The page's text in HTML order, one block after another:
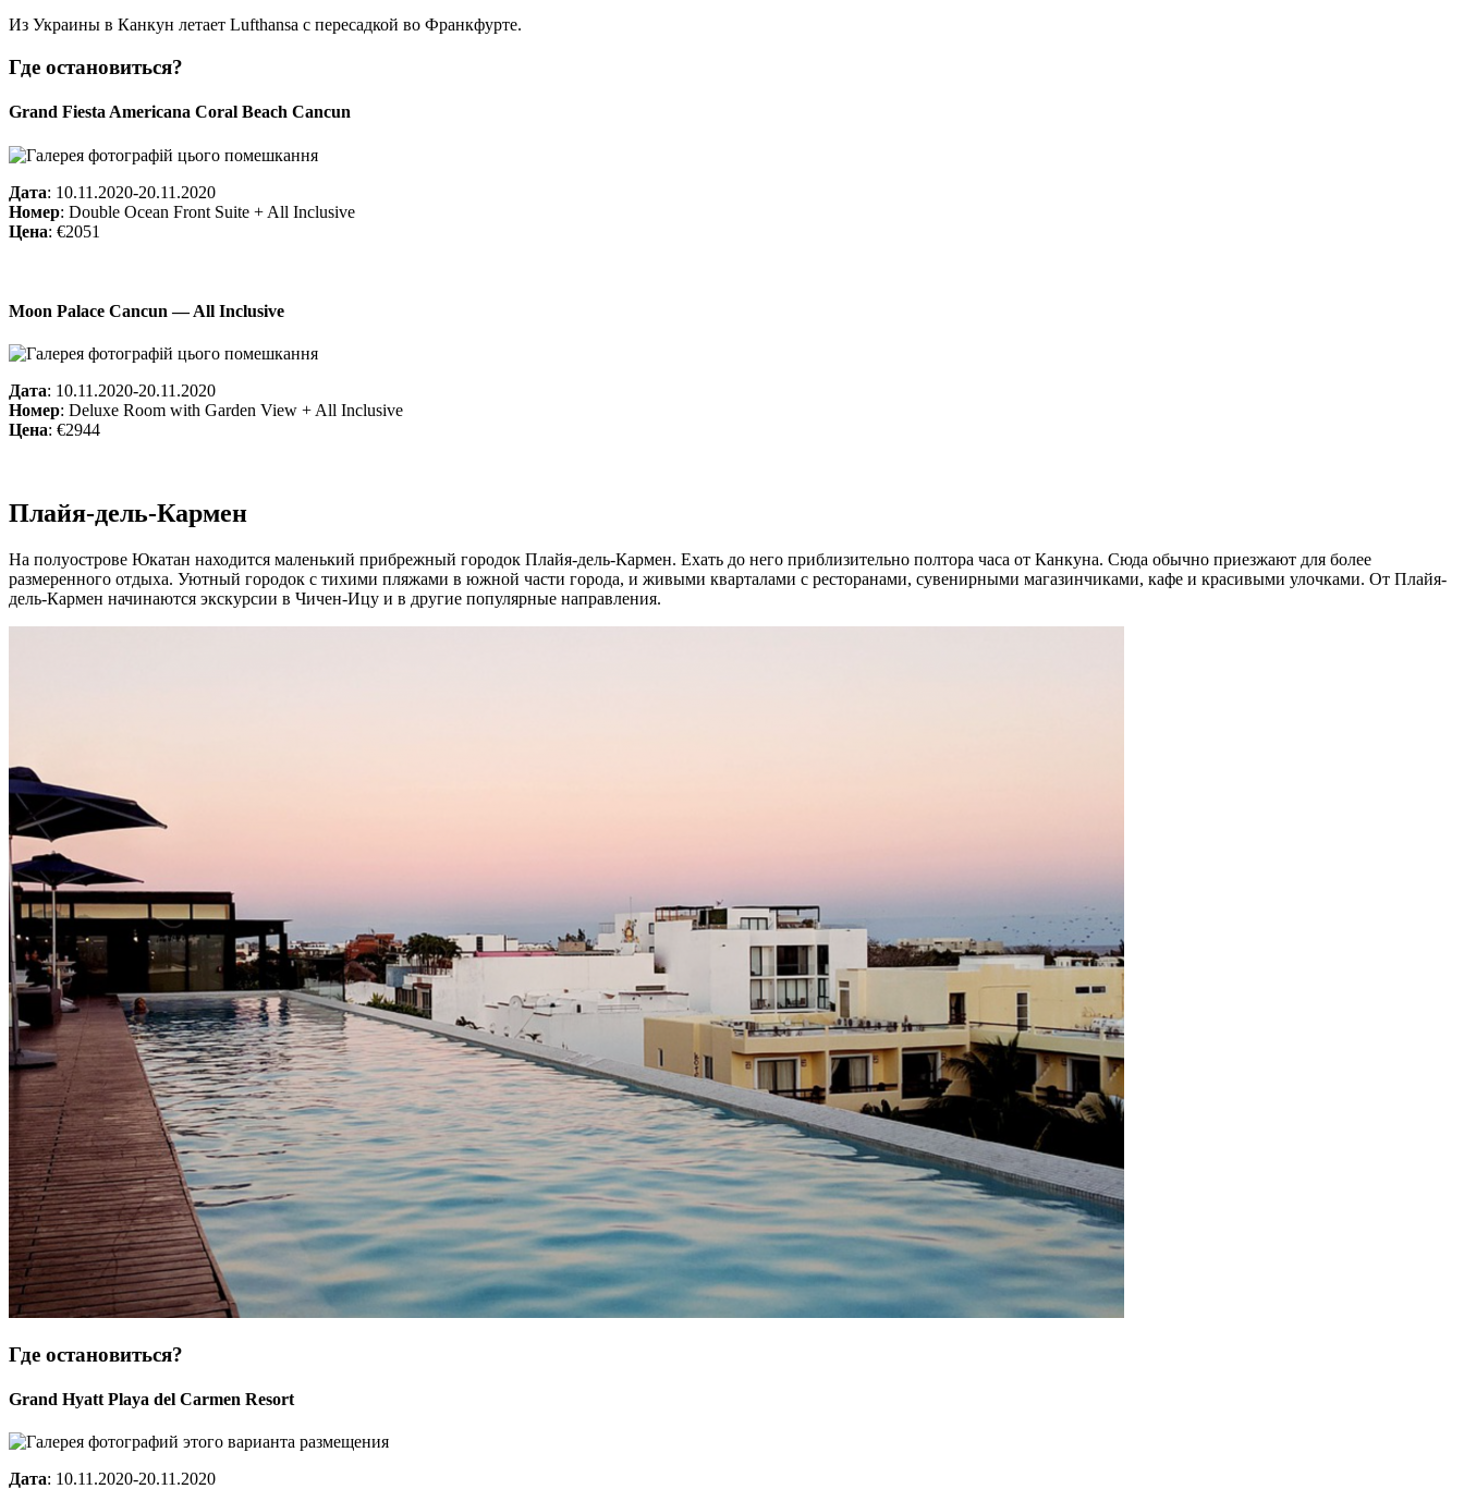
Из Украины в Канкун летает Lufthansa с пересадкой во Франкфурте.
Где остановиться?
Grand Fiesta Americana Coral Beach Cancun
Дата: 10.11.2020-20.11.2020
Номер: Double Ocean Front Suite + All Inclusive
Цена: €2051
Moon Palace Cancun — All Inclusive
Дата: 10.11.2020-20.11.2020
Номер: Deluxe Room with Garden View + All Inclusive
Цена: €2944
Плайя-дель-Кармен
На полуострове Юкатан находится маленький прибрежный городок Плайя-дель-Кармен. Ехать до него приблизительно полтора часа от Канкуна. Сюда обычно приезжают для более
размеренного отдыха. Уютный городок с тихими пляжами в южной части города, и живыми кварталами с ресторанами, сувенирными магазинчиками, кафе и красивыми улочками. От Плайя-
дель-Кармен начинаются экскурсии в Чичен-Ицу и в другие популярные направления.
Где остановиться?
Grand Hyatt Playa del Carmen Resort
Дата: 10.11.2020-20.11.2020